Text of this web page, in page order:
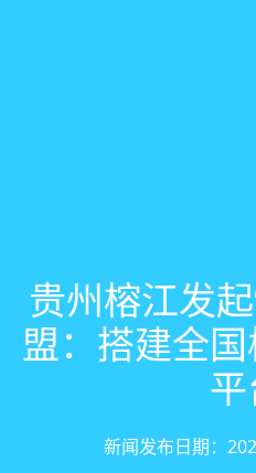
贵州榕江发
盟：搭建全
平
新闻发布日期：